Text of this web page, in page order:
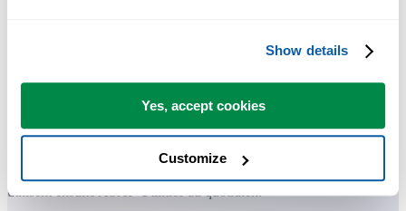
Show details
Yes, accept cookies
Customize
Vous pouvez commencer immédiatement. Aucune formation
La plupart des utilisateurs commencent avec quelques outils.
utilisent ensuite ASAP Utilities au quotidien.